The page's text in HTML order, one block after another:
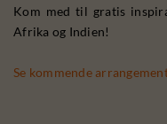
Kom med til gratis
Afrika og Indien!
Se kommende